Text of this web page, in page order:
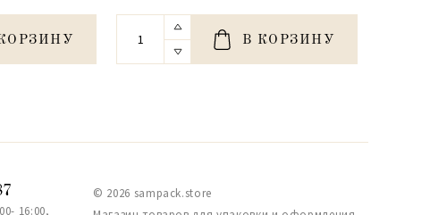
В КОРЗИНУ
16:00,
© 2026 sampack.store